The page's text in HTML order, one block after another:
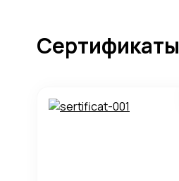
Сертификаты